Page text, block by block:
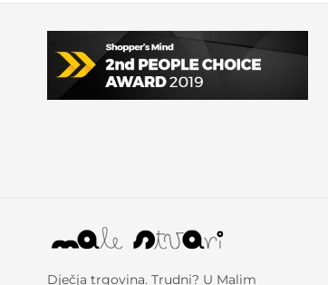
Dječja trgovina. Trudni? U Malim